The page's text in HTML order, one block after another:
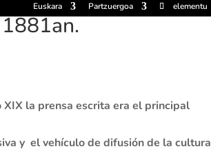
Euskara Partzuergoa elementu
la prensa escrita era el principal
y el vehículo de difusión de la cultura